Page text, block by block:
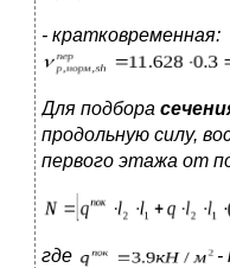
- кратковременная:
Для подбора
продольную силу,
первого этажа от
где
-